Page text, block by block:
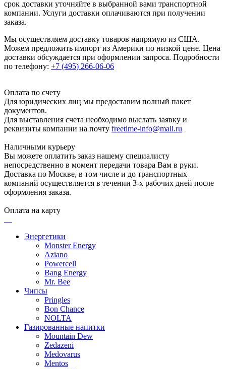
срок доставки уточняйте в выбранной вами транспортной
компании. Услуги доставки оплачиваются при получении
заказа.
Мы осуществляем доставку товаров напрямую из США.
Можем предложить импорт из Америки по низкой цене. Цена
доставки обсуждается при оформлении запроса. Подробности
по телефону: +7 (495) 266-06-06
Оплата по счету
Для юридических лиц мы предоставим полный пакет
документов.
Для выставления счета необходимо выслать заявку и
реквизиты компании на почту freetime-info@mail.ru
Наличными курьеру
Вы можете оплатить заказ нашему специалисту
непосредственно в момент передачи товара Вам в руки.
Доставка по Москве, в том числе и до транспортных
компаний осуществляется в течении 3-х рабочих дней после
оформления заказа.
Оплата на карту
Энергетики
Monster Energy
Aziano
Powercell
Bang Energy
Mr. Bee
Чипсы
Pringles
Bon Chance
NOLTA
Газированные напитки
Mountain Dew
Zedazeni
Medovarus
Mentos